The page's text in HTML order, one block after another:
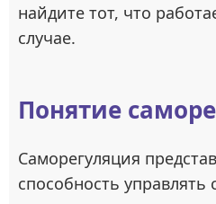
найдите тот, что
случае.
Понятие
Саморегуляция
способность управлять